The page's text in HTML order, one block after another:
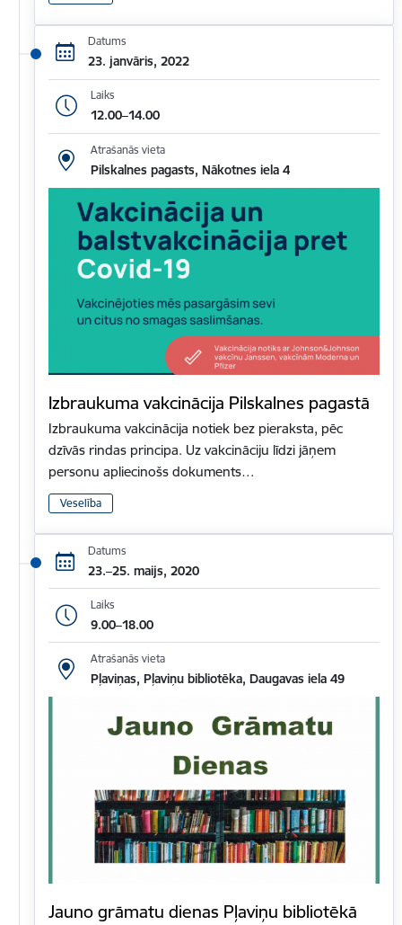
Datums
23. janvāris, 2022
Laiks
12.00–14.00
Atrašanās vieta
Pilskalnes pagasts, Nākotnes iela 4
Izbraukuma vakcinācija Pilskalnes pagastā
Izbraukuma vakcinācija notiek bez pieraksta, pēc
dzīvās rindas principa. Uz vakcināciju līdzi jāņem
personu apliecinošs dokuments…
Veselība
Datums
23.–25. maijs, 2020
Laiks
9.00–18.00
Atrašanās vieta
Pļaviņas, Pļaviņu bibliotēka, Daugavas iela 49
Jauno grāmatu dienas Pļaviņu bibliotēkā